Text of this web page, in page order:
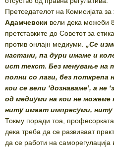
Претседателот на Комисијата
Адамчевски вели дека можеби
претставките до Советот за
против онлајн медиуми. „Се
настани, па дури имаме и
ист текст. Без менување на
полни со лаги, без
кои се вели ‘дознаваме’, а не
од медиуми на кои не можеме
ниту имаат импресуми, ниту
Токму поради тоа, професорката
дека треба да се развиваат
да се работи на саморегулација